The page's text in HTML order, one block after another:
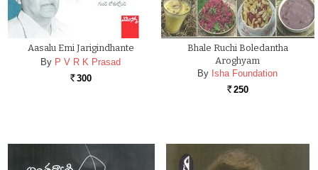
Aasalu Emi Jarigindhante
By P V R K Prasad
Rs. 300
Bhale Ruchi Boledantha
Aroghyam
By Isha Foundation
Rs. 250